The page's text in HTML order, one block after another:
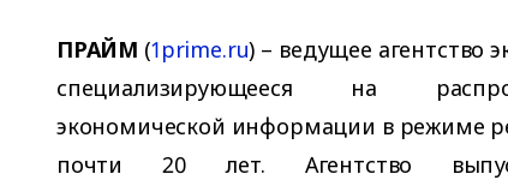
ПРАЙМ (1prime.ru) – ведущее агентство
специализирующееся на
экономической информации в режиме
почти 20 лет. Агентство